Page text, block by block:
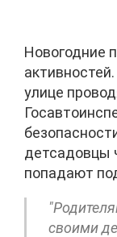
Новогодние
улице
детсадовцы
попадают
своими